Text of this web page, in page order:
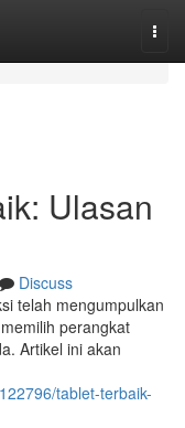
Ulasan
Discuss
telah mengumpulkan
perangkat
Artikel ini akan
tablet-terbaik-